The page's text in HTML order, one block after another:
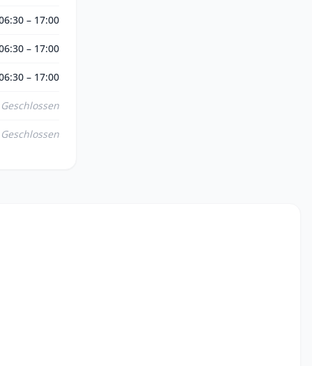
– 17:00
– 17:00
– 17:00
Geschlossen
Geschlossen